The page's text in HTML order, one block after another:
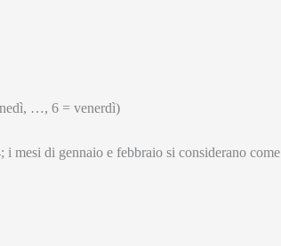
…, 6 = venerdì)
mesi di gennaio e febbraio si considerano come